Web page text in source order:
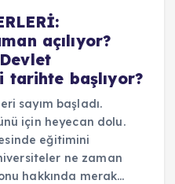
açılıyor?
tarihte başlıyor?
sayım başladı.
için heyecan dolu.
eğitimini
ne zaman
hakkında merak…